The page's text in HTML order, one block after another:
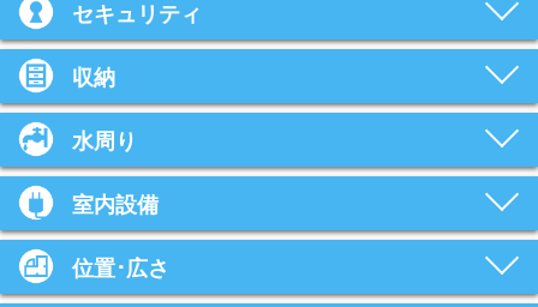
セキュリティ
収納
水周り
室内設備
位置･広さ